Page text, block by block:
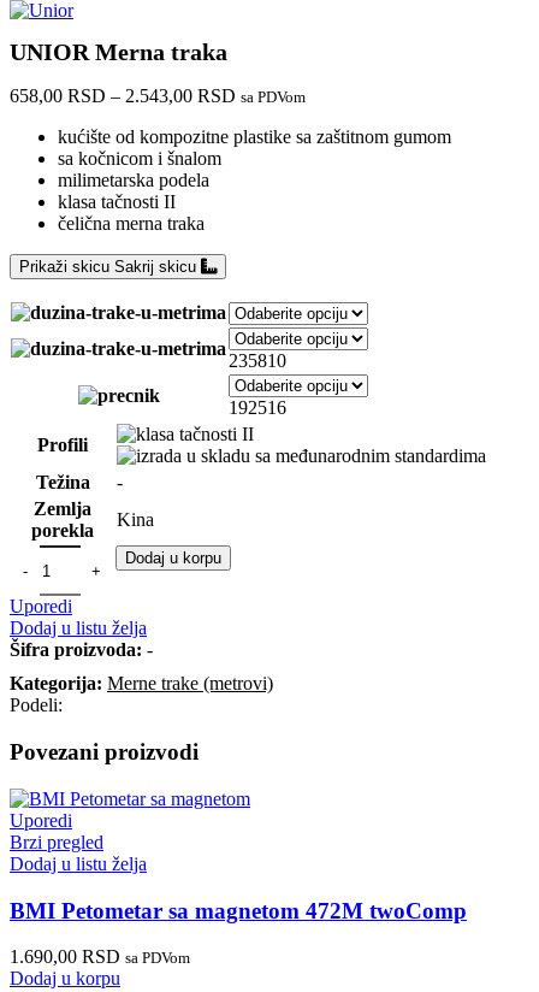
UNIOR Merna traka
658,00 RSD – 2.543,00 RSD sa PDVom
kućište od kompozitne plastike sa zaštitnom gumom
sa kočnicom i šnalom
milimetarska podela
klasa tačnosti II
čelična merna traka
Prikaži skicu Sakrij skicu
235810
192516
Profili
Težina
-
Zemlja
porekla
Kina
Dodaj u korpu
Uporedi
Dodaj u listu želja
Šifra proizvoda: -
Kategorija: Merne trake (metrovi)
Podeli:
Povezani proizvodi
Uporedi
Brzi pregled
Dodaj u listu želja
BMI Petometar sa magnetom 472M twoComp
1.690,00 RSD sa PDVom
Dodaj u korpu